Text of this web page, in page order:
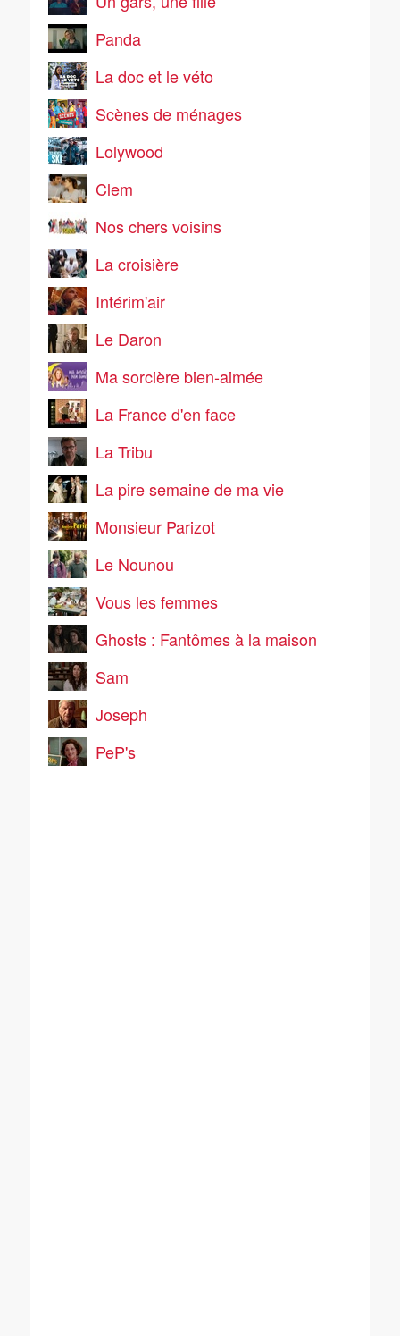
Panda
La doc et le véto
Scènes de ménages
Lolywood
Clem
Nos chers voisins
La croisière
Intérim'air
Le Daron
Ma sorcière bien-aimée
La France d'en face
La Tribu
La pire semaine de ma vie
Monsieur Parizot
Le Nounou
Vous les femmes
Ghosts : Fantômes à la maison
Sam
Joseph
PeP's